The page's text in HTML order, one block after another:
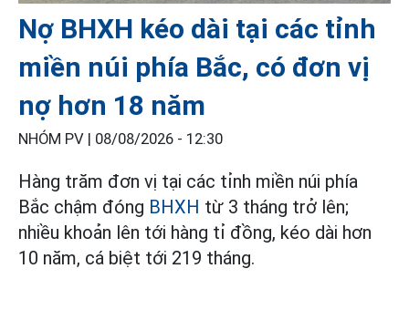
Nợ BHXH kéo dài tại các tỉnh
miền núi phía Bắc, có đơn vị
nợ hơn 18 năm
NHÓM PV | 08/08/2026 - 12:30
Hàng trăm đơn vị tại các tỉnh miền núi phía
Bắc chậm đóng BHXH từ 3 tháng trở lên;
nhiều khoản lên tới hàng tỉ đồng, kéo dài hơn
10 năm, cá biệt tới 219 tháng.